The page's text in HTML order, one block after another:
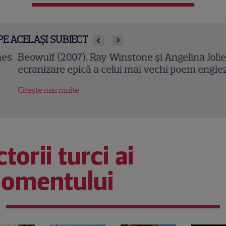
ACELAȘI SUBIECT
(2007). Ray Winstone și Angelina Jolie într-o
epică a celui mai vechi poem englez
mai multe
turci ai